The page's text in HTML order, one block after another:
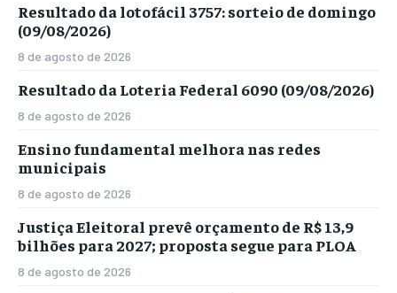
Resultado da lotofácil 3757: sorteio de domingo
(09/08/2026)
8 de agosto de 2026
Resultado da Loteria Federal 6090 (09/08/2026)
8 de agosto de 2026
Ensino fundamental melhora nas redes
municipais
8 de agosto de 2026
Justiça Eleitoral prevê orçamento de R$ 13,9
bilhões para 2027; proposta segue para PLOA
8 de agosto de 2026